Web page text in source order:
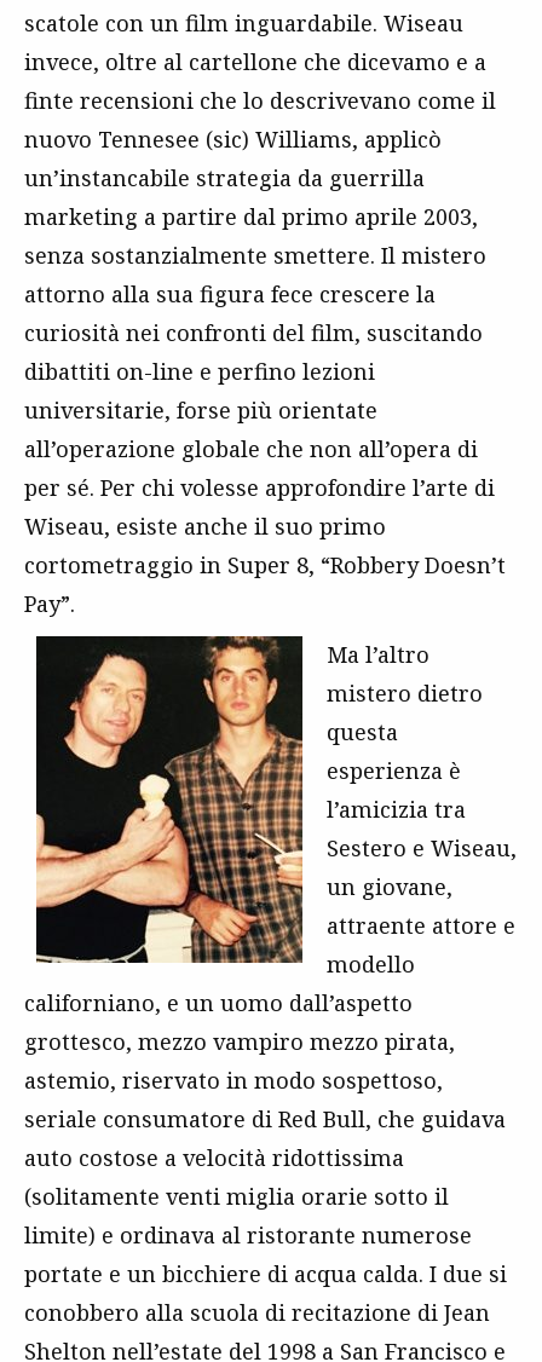
scatole con un film inguardabile. Wiseau
invece, oltre al cartellone che dicevamo e a
finte recensioni che lo descrivevano come il
nuovo Tennesee (sic) Williams, applicò
un’instancabile strategia da guerrilla
marketing a partire dal primo aprile 2003,
senza sostanzialmente smettere. Il mistero
attorno alla sua figura fece crescere la
curiosità nei confronti del film, suscitando
dibattiti on-line e perfino lezioni
universitarie, forse più orientate
all’operazione globale che non all’opera di
per sé. Per chi volesse approfondire l’arte di
Wiseau, esiste anche il suo primo
cortometraggio in Super 8, “Robbery Doesn’t
Pay”.
Ma l’altro
mistero dietro
questa
esperienza è
l’amicizia tra
Sestero e Wiseau,
un giovane,
attraente attore e
modello
californiano, e un uomo dall’aspetto
grottesco, mezzo vampiro mezzo pirata,
astemio, riservato in modo sospettoso,
seriale consumatore di Red Bull, che guidava
auto costose a velocità ridottissima
(solitamente venti miglia orarie sotto il
limite) e ordinava al ristorante numerose
portate e un bicchiere di acqua calda. I due si
conobbero alla scuola di recitazione di Jean
Shelton nell’estate del 1998 a San Francisco e